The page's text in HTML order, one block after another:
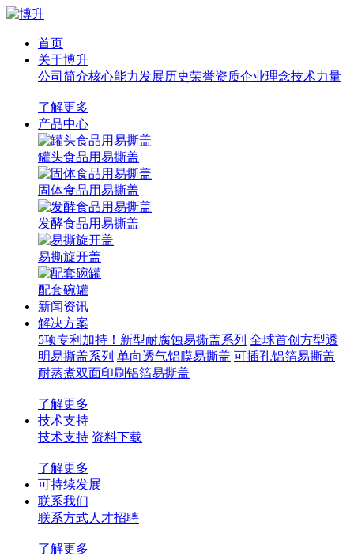
首页
关于博升
公司简介核心能力发展历史荣誉资质企业理念技术力量
了解更多
产品中心
罐头食品用易撕盖
固体食品用易撕盖
发酵食品用易撕盖
易撕旋开盖
配套碗罐
新闻资讯
解决方案
5项专利加持！新型耐腐蚀易撕盖系列 全球首创方型透
明易撕盖系列 单向透气铝膜易撕盖 可插孔铝箔易撕盖
耐蒸煮双面印刷铝箔易撕盖
了解更多
技术支持
技术支持 资料下载
了解更多
可持续发展
联系我们
联系方式人才招聘
了解更多